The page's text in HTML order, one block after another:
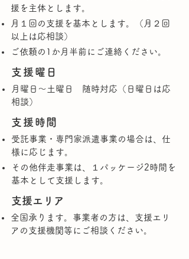
援を主体とします。
月１回の支援を基本とします。（月２回
以上は応相談）
ご依頼の1か月半前にご連絡ください。
支援曜日
月曜日〜土曜日 随時対応（日曜日は応
相談）
支援時間
受託事業・専門家派遣事業の場合は、仕
様に応じます。
その他伴走事業は、１パッケージ2時間を
基本として支援します。
​支援エリア
全国承ります。事業者の方は、支援エリ
アの支援機関等にご相談ください。